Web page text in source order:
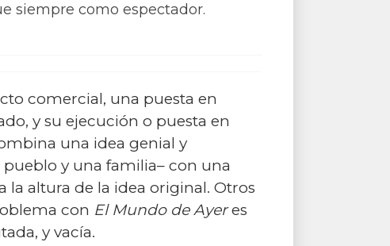
siempre como espectador.
comercial, una puesta en
y su ejecución o puesta en
una idea genial y
y una familia– con una
la altura de la idea original. Otros
con El Mundo de Ayeres
y vacía.